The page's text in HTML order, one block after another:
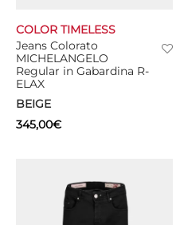
Jeans Colorato
MICHELANGELO
Regular in Gabardina R-
ELAX
BEIGE
COLOR TIMELESS
345,00€